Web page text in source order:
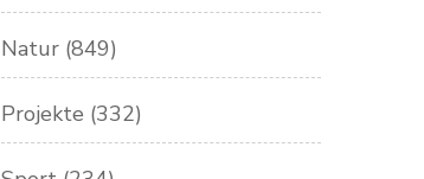
Natur (849)
Projekte (332)